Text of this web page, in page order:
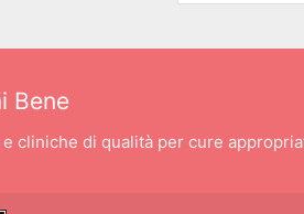
Bene
e cliniche di qualità per cure